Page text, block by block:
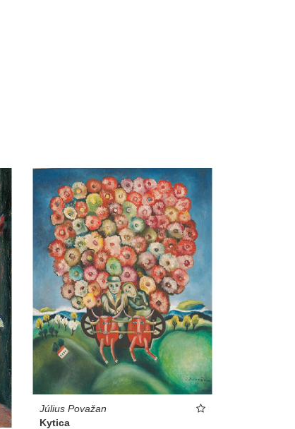
Július Považan
Kytica